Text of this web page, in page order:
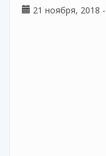
21 ноября, 2018